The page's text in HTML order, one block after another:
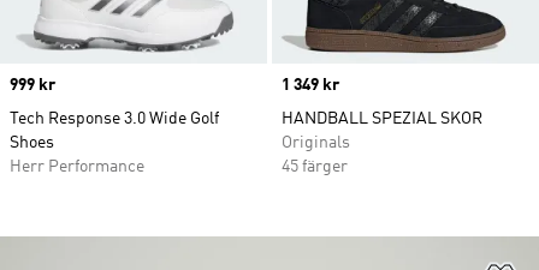
Price
999 kr
Tech Response 3.0 Wide Golf
Shoes
Herr Performance
Price
1 349 kr
HANDBALL SPEZIAL SKOR
Originals
45 färger